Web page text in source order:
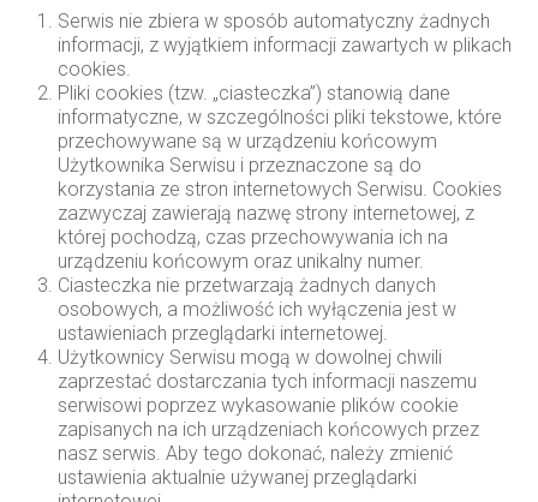
Serwis nie zbiera w sposób automatyczny żadnych
informacji, z wyjątkiem informacji zawartych w plikach
cookies.
Pliki cookies (tzw. „ciasteczka”) stanowią dane
informatyczne, w szczególności pliki tekstowe, które
przechowywane są w urządzeniu końcowym
Użytkownika Serwisu i przeznaczone są do
korzystania ze stron internetowych Serwisu. Cookies
zazwyczaj zawierają nazwę strony internetowej, z
której pochodzą, czas przechowywania ich na
urządzeniu końcowym oraz unikalny numer.
Ciasteczka nie przetwarzają żadnych danych
osobowych, a możliwość ich wyłączenia jest w
ustawieniach przeglądarki internetowej.
Użytkownicy Serwisu mogą w dowolnej chwili
zaprzestać dostarczania tych informacji naszemu
serwisowi poprzez wykasowanie plików cookie
zapisanych na ich urządzeniach końcowych przez
nasz serwis. Aby tego dokonać, należy zmienić
ustawienia aktualnie używanej przeglądarki